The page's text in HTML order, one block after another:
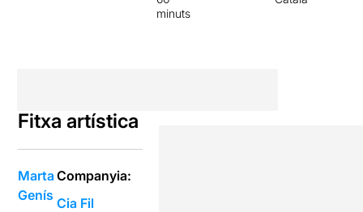
minuts
Fitxa artística
Marta
Genís
Companyia:
Cia Fil